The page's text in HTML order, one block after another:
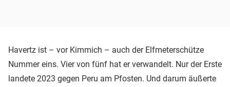
Havertz ist – vor Kimmich – auch der Elfmeterschütze
Nummer eins. Vier von fünf hat er verwandelt. Nur der Erste
landete 2023 gegen Peru am Pfosten. Und darum äußerte